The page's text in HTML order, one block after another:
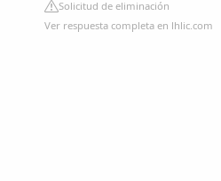
Solicitud de eliminación
Ver respuesta completa en lhlic.com